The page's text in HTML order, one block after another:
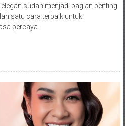
sudah menjadi bagian penting
satu cara terbaik untuk
percaya